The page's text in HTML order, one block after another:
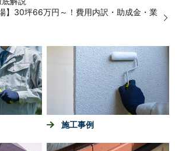
】30坪66万円～！費用内訳・助成金・業
施工事例